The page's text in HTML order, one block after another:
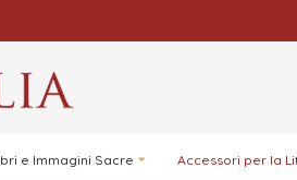
e Immagini Sacre Accessori per la